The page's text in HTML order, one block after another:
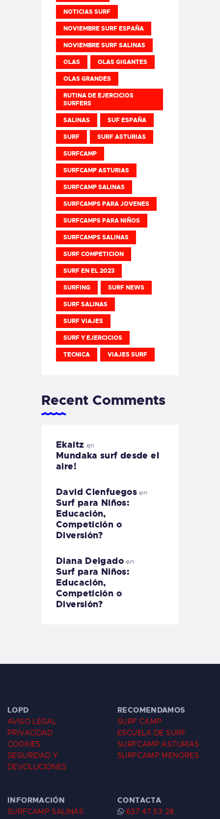
NOTICIAS SURF
NOVIEMBRE SURF ESPAÑA
NOVIEMBRE SURF SALINAS
OLAS OLAS GIGANTES
OLAS GRANDES
RUTINA DE EJERCICIOS
SURFERS
SALINAS SUF ESPAÑA
SURF SURF ASTURIAS
SURFCAMP
SURFCAMP ASTURIAS
SURFCAMP SALINAS
SURFCAMPS PARA JOVENES
SURFCAMPS PARA NIÑOS
SURFCAMPS SALINAS
SURF COMPETICION
SURF EN EL 2023
SURFING SURF NEWS
SURF SALINAS
SURF VIAJES
SURF Y EJERCICIOS
TECNICA VIAJES SURF
Recent Comments
Ekaitz en
Mundaka surf desde el
aire!
David Cienfuegos en
Surf para Niños:
Educación,
Competición o
Diversión?
Diana Delgadoen
Surf para Niños:
Educación,
Competición o
Diversión?
LOPD
AVISO LEGAL
PRIVACIDAD
COOKIES
SEGURIDAD Y
DEVOLUCIONES
RECOMENDAMOS
SURF CAMP
ESCUELA DE SURF
SURFCAMP ASTURIAS
SURFCAMP MENORES
INFORMACIÓN
SURFCAMP SALINAS
CONTACTA
637 47 53 28